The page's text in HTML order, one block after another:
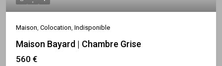
Maison Colocation Indisponible
Maison Bayard | Chambre Grise
560 €